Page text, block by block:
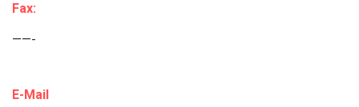
Fax:
——-
E-Mail